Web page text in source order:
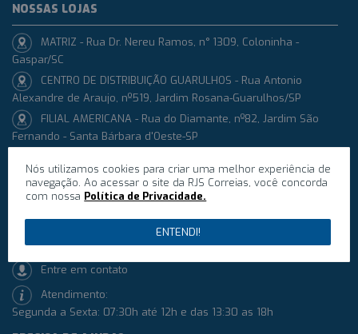
Nós utilizamos cookies para criar uma melhor experiência de
navegação. Ao acessar o site da RJS Correias, você concorda
com nossa Política de Privacidade.
ENTENDI!
NOSSAS LOJAS
MATRIZ - Rua Dr. Nereu Ramos, n° 1309, Coloninha -
Gaspar/SC
CENTRO DE DISTRIBUIÇÃO GUARULHOS - Rua Antonio
Alexandre de Araujo, nº519, Jardim Rosana-Guarulhos/SP
FILIAL AMERICANA - Rua do Diamante, nº82, Jardim São
Fernando - Santa Bárbara d'Oeste-SP
ATENDIMENTO
Whatsapp: +55 (47) 99726-0130
Telefone: +55 (47) 3332-3795
contato@rjscorreias.com.br
Entre em contato
Atendimento:
Segunda a Sexta: 07:30h até 12h e das 13:30 as 18h